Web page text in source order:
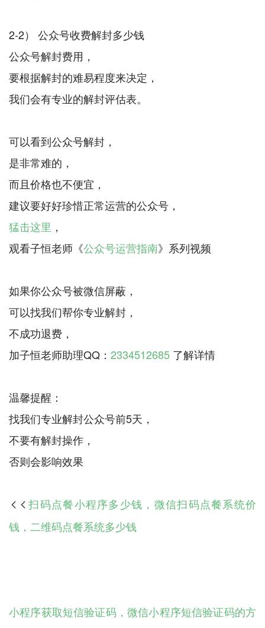
2-2） 公众号收费解封多少钱
公众号解封费用，
要根据解封的难易程度来决定，
我们会有专业的解封评估表。
可以看到公众号解封，
是非常难的，
而且价格也不便宜，
猛击这里 ，
观看子恒老师《公众号运营指南》系列视频
如果你公众号被微信屏蔽，
可以找我们帮你专业解封，
不成功退费，
加子恒老师助理QQ： 2334512685 了解详情
温馨提醒：
找我们专业解封公众号前5天，
不要有解封操作，
 扫码点餐小程序多少钱，微信扫码点餐系统价
钱，二维码点餐系统多少钱
小程序获取短信验证码，微信小程序短信验证码的方